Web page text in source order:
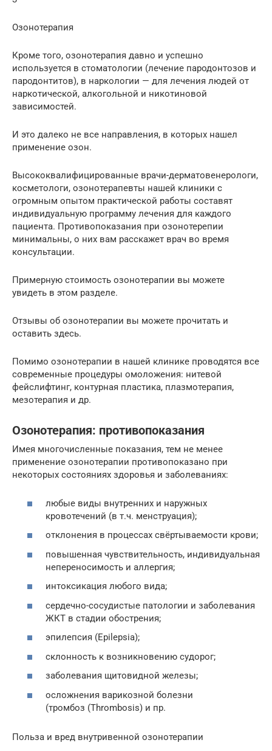
Озонотерапия
Кроме того, озонотерапия давно и успешно
используется в стоматологии (лечение пародонтозов и
пародонтитов), в наркологии — для лечения людей от
наркотической, алкогольной и никотиновой
зависимостей.
И это далеко не все направления, в которых нашел
применение озон.
Высококвалифицированные врачи-дерматовенерологи,
косметологи, озонотерапевты нашей клиники с
огромным опытом практической работы составят
индивидуальную программу лечения для каждого
пациента. Противопоказания при озонотерепии
минимальны, о них вам расскажет врач во время
консультации.
Примерную стоимость озонотерапии вы можете
увидеть в этом разделе.
Отзывы об озонотерапии вы можете прочитать и
оставить здесь.
Помимо озонотерапии в нашей клинике проводятся все
современные процедуры омоложения: нитевой
фейслифтинг, контурная пластика, плазмотерапия,
мезотерапия и др.
Озонотерапия: противопоказания
Имея многочисленные показания, тем не менее
применение озонотерапии противопоказано при
некоторых состояниях здоровья и заболеваниях:
любые виды внутренних и наружных
кровотечений (в т.ч. менструация);
отклонения в процессах свёртываемости крови;
повышенная чувствительность, индивидуальная
непереносимость и аллергия;
интоксикация любого вида;
сердечно-сосудистые патологии и заболевания
ЖКТ в стадии обострения;
эпилепсия (Еpilepsia);
склонность к возникновению судорог;
заболевания щитовидной железы;
осложнения варикозной болезни
(тромбоз (Thrombosis) и пр.
Польза и вред внутривенной озонотерапии